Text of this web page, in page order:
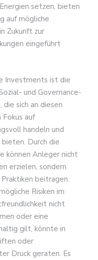
setzen, bieten
auf mögliche
Zukunft zur
eingeführt
Investments ist die
und Governance-
die sich an diesen
auf
handeln und
Durch die
können Anleger nicht
erzielen, sondern
beitragen.
Risiken im
nicht
oder eine
gilt, könnte in
oder
Druck geraten. Es